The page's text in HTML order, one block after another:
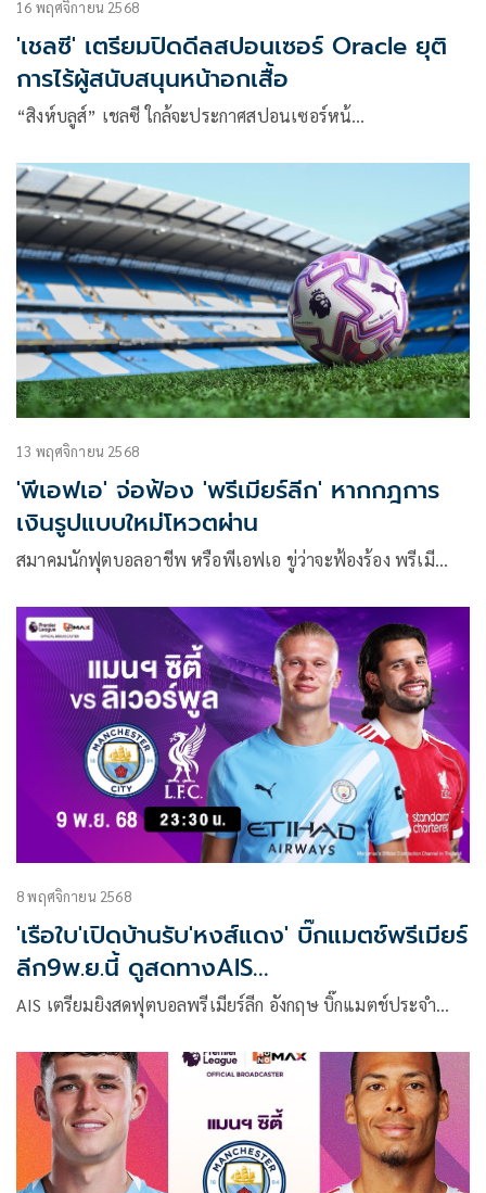
16 พฤศจิกายน 2568
'เชลซี' เตรียมปิดดีลสปอนเซอร์ Oracle ยุติ
การไร้ผู้สนับสนุนหน้าอกเสื้อ
“สิงห์บลูส์” เชลซี ใกล้จะประกาศสปอนเซอร์หน้…
13 พฤศจิกายน 2568
'พีเอฟเอ' จ่อฟ้อง 'พรีเมียร์ลีก' หากกฎการ
เงินรูปแบบใหม่โหวตผ่าน
สมาคมนักฟุตบอลอาชีพ หรือพีเอฟเอ ขู่ว่าจะฟ้องร้อง พรีเมี…
8 พฤศจิกายน 2568
'เรือใบ'เปิดบ้านรับ'หงส์แดง' บิ๊กแมตช์พรีเมียร์
ลีก9พ.ย.นี้ ดูสดทางAIS
PLAY502(MONOMAX2)
AIS เตรียมยิงสดฟุตบอลพรีเมียร์ลีก อังกฤษ บิ๊กแมตช์ประจำ…